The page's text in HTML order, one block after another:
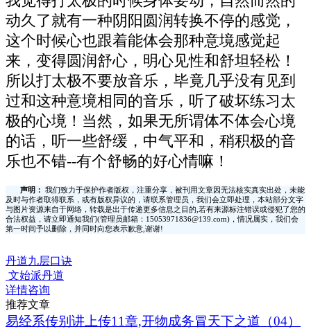
动久了就有一种阴阳圆润转换不停的感觉，
这个时候心也跟着能体会那种意境感觉起
来，变得圆润舒心，明心见性和舒坦轻松！
所以打太极不要放音乐，毕竟几乎没有见到
过和这种意境相同的音乐，听了破坏练习太
极的心境！当然，如果无所谓体不体会心境
的话，听一些舒缓，中气平和，稍积极的音
乐也不错--有个舒畅的好心情嘛！
声明：
我们致力于保护作者版权，注重分享，被刊用文章因无法核实真实出处，未能
及时与作者取得联系，或有版权异议的，请联系管理员，我们会立即处理，本站部分文字
与图片资源来自于网络，转载是出于传递更多信息之目的,若有来源标注错误或侵犯了您的
合法权益，请立即通知我们(管理员邮箱：15053971836@139.com)，情况属实，我们会
第一时间予以删除，并同时向您表示歉意,谢谢!
丹道九层口诀
文始派丹道
详情咨询
推荐文章
易经系传别讲上传11章,开物成务冒天下之道（04）